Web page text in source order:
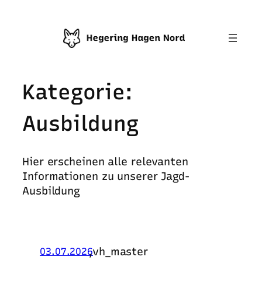
Kategorie:
Ausbildung
Hier erscheinen alle relevanten
Informationen zu unserer Jagd-
Ausbildung
03.07.2026
,vh_master